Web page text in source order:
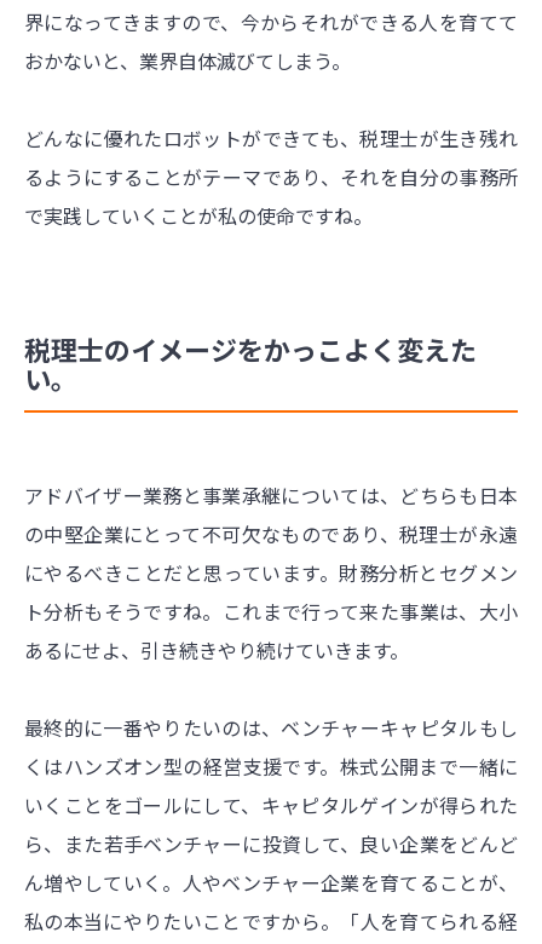
界になってきますので、今からそれができる人を育てて
おかないと、業界自体滅びてしまう。
どんなに優れたロボットができても、税理士が生き残れ
るようにすることがテーマであり、それを自分の事務所
で実践していくことが私の使命ですね。
税理士のイメージをかっこよく変えた
い。
アドバイザー業務と事業承継については、どちらも日本
の中堅企業にとって不可欠なものであり、税理士が永遠
にやるべきことだと思っています。財務分析とセグメン
ト分析もそうですね。これまで行って来た事業は、大小
あるにせよ、引き続きやり続けていきます。
最終的に一番やりたいのは、ベンチャーキャピタルもし
くはハンズオン型の経営支援です。株式公開まで一緒に
いくことをゴールにして、キャピタルゲインが得られた
ら、また若手ベンチャーに投資して、良い企業をどんど
ん増やしていく。人やベンチャー企業を育てることが、
私の本当にやりたいことですから。「人を育てられる経